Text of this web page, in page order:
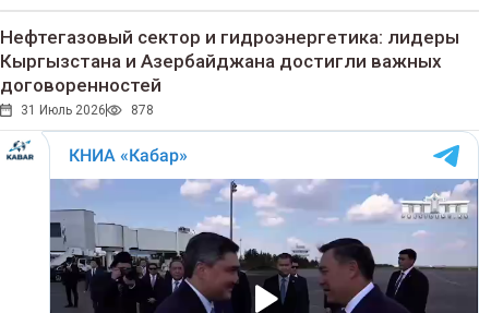
Нефтегазовый сектор и гидроэнергетика: лидеры
Кыргызстана и Азербайджана достигли важных
договоренностей
31 Июль 2026 878